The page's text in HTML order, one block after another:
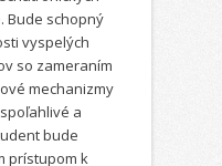
Bude schopný
vyspelých
so zameraním
mechanizmy
a
bude
prístupom k